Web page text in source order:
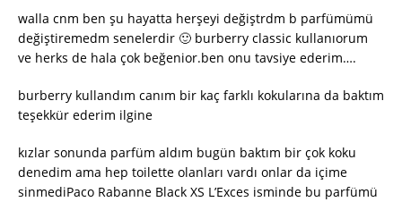
walla cnm ben şu hayatta herşeyi değiştrdm b parfümümü
değiştiremedm senelerdir 🙂 burberry classic kullanıorum
ve herks de hala çok beğenior.ben onu tavsiye ederim….
burberry kullandım canım bir kaç farklı kokularına da baktım
teşekkür ederim ilgine
kızlar sonunda parfüm aldım bugün baktım bir çok koku
denedim ama hep toilette olanları vardı onlar da içime
sinmediPaco Rabanne Black XS L’Exces isminde bu parfümü